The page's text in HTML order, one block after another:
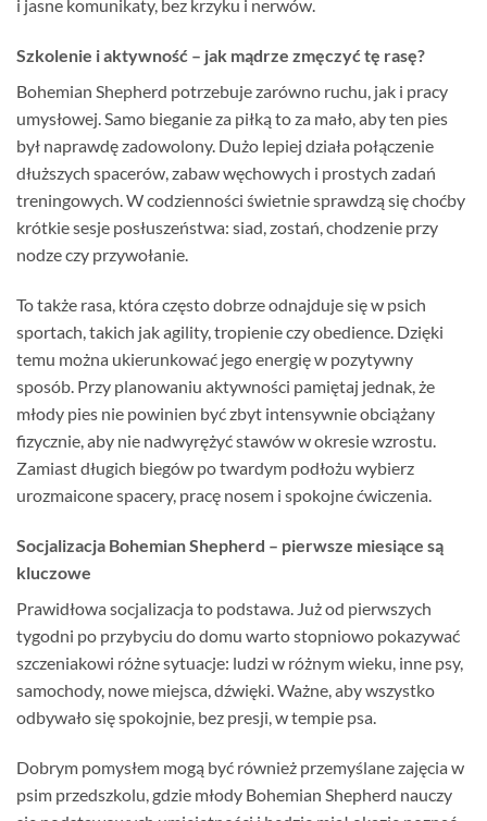
i jasne komunikaty, bez krzyku i nerwów.
Szkolenie i aktywność – jak mądrze zmęczyć tę rasę?
Bohemian Shepherd potrzebuje zarówno ruchu, jak i pracy
umysłowej. Samo bieganie za piłką to za mało, aby ten pies
był naprawdę zadowolony. Dużo lepiej działa połączenie
dłuższych spacerów, zabaw węchowych i prostych zadań
treningowych. W codzienności świetnie sprawdzą się choćby
krótkie sesje posłuszeństwa: siad, zostań, chodzenie przy
nodze czy przywołanie.
To także rasa, która często dobrze odnajduje się w psich
sportach, takich jak agility, tropienie czy obedience. Dzięki
temu można ukierunkować jego energię w pozytywny
sposób. Przy planowaniu aktywności pamiętaj jednak, że
młody pies nie powinien być zbyt intensywnie obciążany
fizycznie, aby nie nadwyrężyć stawów w okresie wzrostu.
Zamiast długich biegów po twardym podłożu wybierz
urozmaicone spacery, pracę nosem i spokojne ćwiczenia.
Socjalizacja Bohemian Shepherd – pierwsze miesiące są
kluczowe
Prawidłowa socjalizacja to podstawa. Już od pierwszych
tygodni po przybyciu do domu warto stopniowo pokazywać
szczeniakowi różne sytuacje: ludzi w różnym wieku, inne psy,
samochody, nowe miejsca, dźwięki. Ważne, aby wszystko
odbywało się spokojnie, bez presji, w tempie psa.
Dobrym pomysłem mogą być również przemyślane zajęcia w
psim przedszkolu, gdzie młody Bohemian Shepherd nauczy